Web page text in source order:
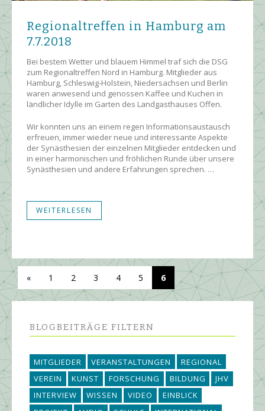
Regionaltreffen in Hamburg am
7.7.2018
Bei bestem Wetter und blauem Himmel traf sich die DSG
zum Regionaltreffen Nord in Hamburg. Mitglieder aus
Hamburg, Schleswig-Holstein, Niedersachsen und Berlin
waren anwesend und genossen Kaffee und Kuchen in
ländlicher Idylle im Garten des Landgasthauses Offen.
Wir konnten uns an einem regen Informationsaustausch
erfreuen, immer wieder neue und interessante Aspekte
der Synästhesien der einzelnen Mitglieder entdecken und
in einer harmonischen und fröhlichen Runde über unsere
Synästhesien und andere Erfahrungen sprechen. …
WEITERLESEN
« 1 2 3 4 5 6
BLOGBEITRÄGE FILTERN
MITGLIEDER VERANSTALTUNGEN
REGIONAL
VEREIN
KUNST FORSCHUNG BILDUNG
JHV
INTERVIEW
WISSEN VIDEO
EINBLICK